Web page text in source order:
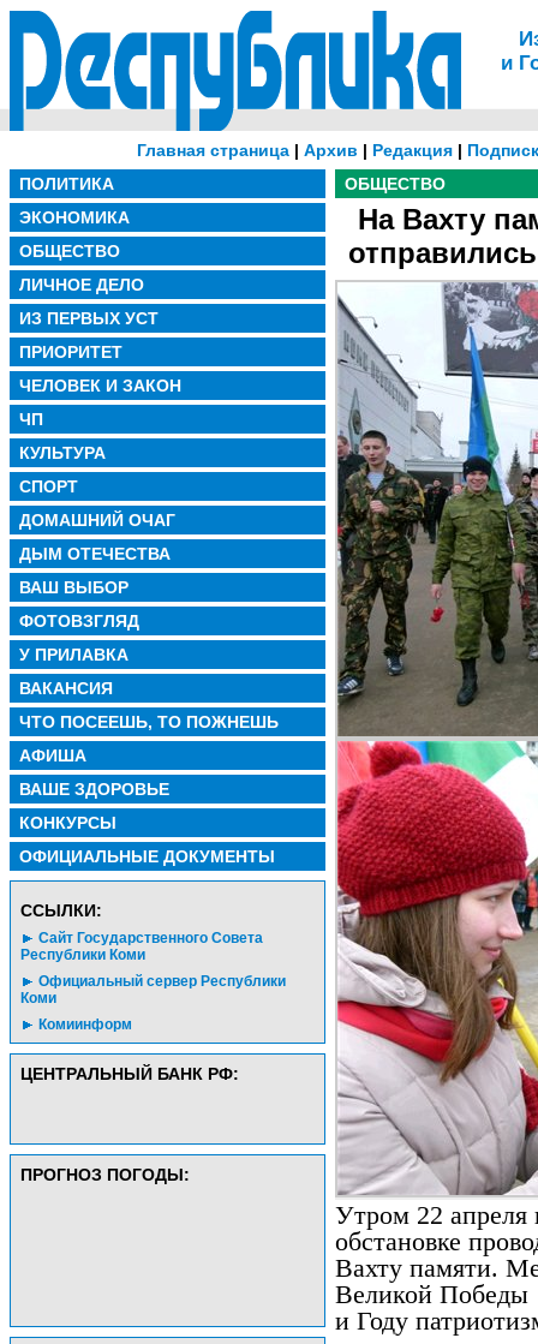
и
Главная страница| Архив | Редакция|
ПОЛИТИКА
ЭКОНОМИКА
ОБЩЕСТВО
ЛИЧНОЕ ДЕЛО
ИЗ ПЕРВЫХ УСТ
ПРИОРИТЕТ
ЧЕЛОВЕК И ЗАКОН
ЧП
КУЛЬТУРА
СПОРТ
ДОМАШНИЙ ОЧАГ
ДЫМ ОТЕЧЕСТВА
ВАШ ВЫБОР
ФОТОВЗГЛЯД
У ПРИЛАВКА
ВАКАНСИЯ
ЧТО ПОСЕЕШЬ, ТО ПОЖНЕШЬ
АФИША
ВАШЕ ЗДОРОВЬЕ
КОНКУРСЫ
ОФИЦИАЛЬНЫЕ ДОКУМЕНТЫ
CСЫЛКИ:
Сайт Государственного Совета
Республики Коми
Официальный сервер Республики
Коми
Комиинформ
ЦЕНТРАЛЬНЫЙ БАНК РФ:
ПРОГНОЗ ПОГОДЫ:
ОБЩЕСТВО
На Вахту
Утром 22 апреля
обстановке
Вахту памяти.
Великой Победы
и Году